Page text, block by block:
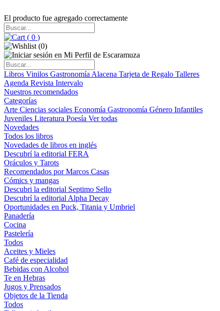
El producto fue agregado correctamente
( 0 )
(0)
Libros Vinilos Gastronomía Alacena Tarjeta de Regalo Talleres
Agenda Revista Intervalo
Nuestros recomendados
Categorías
Arte Ciencias sociales Economía Gastronomía Género Infantiles
Juveniles Literatura Poesía Ver todas
Novedades
Todos los libros
Novedades de libros en inglés
Descubrí la editorial FERA
Oráculos y Tarots
Recomendados por Marcos Casas
Cómics y mangas
Descubri la editorial Septimo Sello
Descubrí la editorial Alpha Decay
Oportunidades en Puck, Titania y Umbriel
Panadería
Cocina
Pastelería
Todos
Aceites y Mieles
Café de especialidad
Bebidas con Alcohol
Te en Hebras
Jugos y Prensados
Objetos de la Tienda
Todos